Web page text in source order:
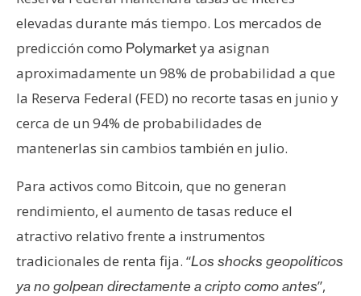
elevadas durante más tiempo. Los mercados de
predicción como Polymarketya asignan
aproximadamente un 98% de probabilidad a que
la Reserva Federal (FED) no recorte tasas en junio y
cerca de un 94% de probabilidades de
mantenerlas sin cambios también en julio.
Para activos como Bitcoin, que no generan
rendimiento, el aumento de tasas reduce el
atractivo relativo frente a instrumentos
tradicionales de renta fija. “Los shocks geopolíticos
ya no golpean directamente a cripto como antes”,